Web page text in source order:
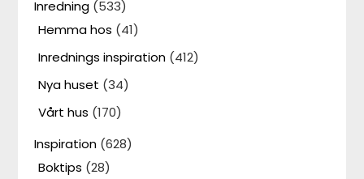
Inredning (533)
Hemma hos (41)
Inrednings inspiration (412)
Nya huset (34)
Vårt hus (170)
Inspiration (628)
Boktips (28)